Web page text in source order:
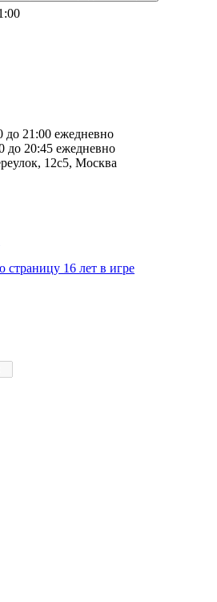
до 21:00 ежедневно
до 20:45 ежедневно
12с5, Москва
страницу 16 лет в игре